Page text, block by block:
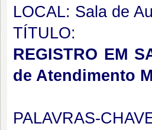
LOCAL: Sala de
TÍTULO:
REGISTRO EM
de Atendimento
PALAVRAS-